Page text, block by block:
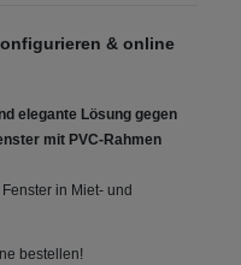
& online
elegante Lösung gegen
mit PVC-Rahmen
in Miet- und
bestellen!